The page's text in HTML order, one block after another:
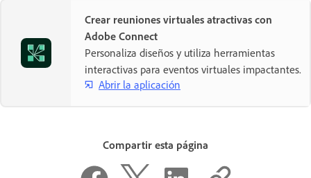
Crear reuniones virtuales atractivas con
Adobe Connect
Personaliza diseños y utiliza herramientas
interactivas para eventos virtuales impactantes.
Abrir la aplicación
Compartir esta página